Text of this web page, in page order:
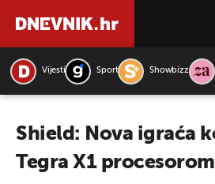
Vijesti Sport Showbizz
Shield: Nova igraća
Tegra X1 procesorom
PRETRAŽITE VIJESTI